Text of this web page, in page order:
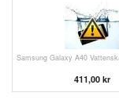
Samsung Galaxy A40
411,00 kr